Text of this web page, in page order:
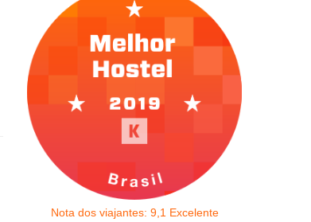
Nota dos viajantes: 9,1 Excelente